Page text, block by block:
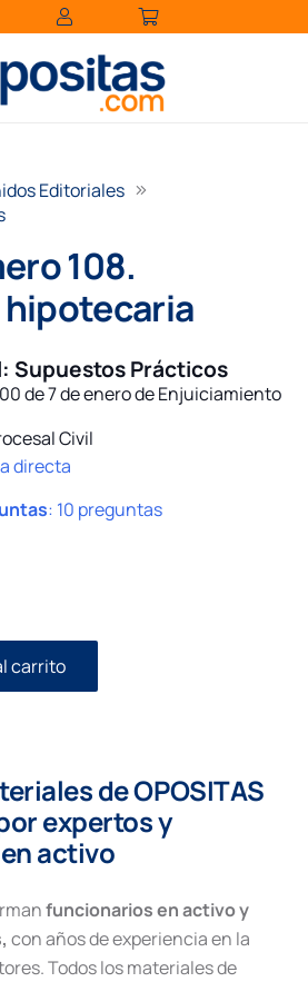
Editoriales
108.
Supuestos Prácticos
de 7 de enero de Enjuiciamiento
Civil
directa
: 10 preguntas
carrito
de OPOSITAS
expertos y
activo
funcionarios en activo y
con años de experiencia en la
Todos los materiales de